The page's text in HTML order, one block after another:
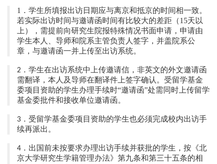
1 ．学生所填报出访日期应与离京和抵京的时间相一致。
若实际出访时间与邀请函时间有比较大的差距（15天以
上），需提前向研究生院报特殊情况书面申请，申请由
学生本人、导师和院系主管负责人签字，并盖院系公
章，与邀请函一并上传至出访系统。
2 ．学生在出访系统中上传邀请信，非英文的外文邀请函
需翻译，本人及导师在翻译件上签字确认。受留学基金
委项目资助的学生办理手续时“邀请函”处需同时上传留学
基金委批件和接收单位邀请函。
3 ． 受留学基金委项目资助的学生也必须完成校内出访手
续再派出。
4 ． 出国前未按要求办理出访手续并获批的学生，按《北
京大学研究生学籍管理办法》第九条和第三十五条的相